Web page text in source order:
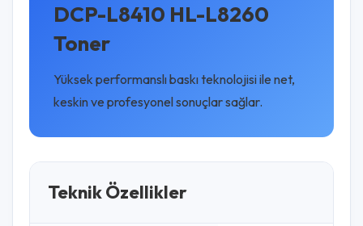
DCP-L8410 HL-L8260
Toner
Yüksek performanslı baskı teknolojisi ile net,
keskin ve profesyonel sonuçlar sağlar.
Teknik Özellikler